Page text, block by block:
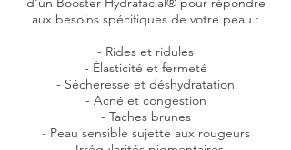
aux besoins spécifiques de votre peau :
- Rides et ridules
- Élasticité et fermeté
- Sécheresse et déshydratation
- Acné et congestion
- Taches brunes
- Peau sensible sujette aux rougeurs